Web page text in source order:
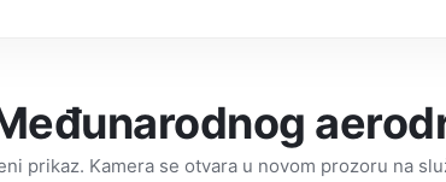
prikaz. Kamera se otvara u novom prozoru na